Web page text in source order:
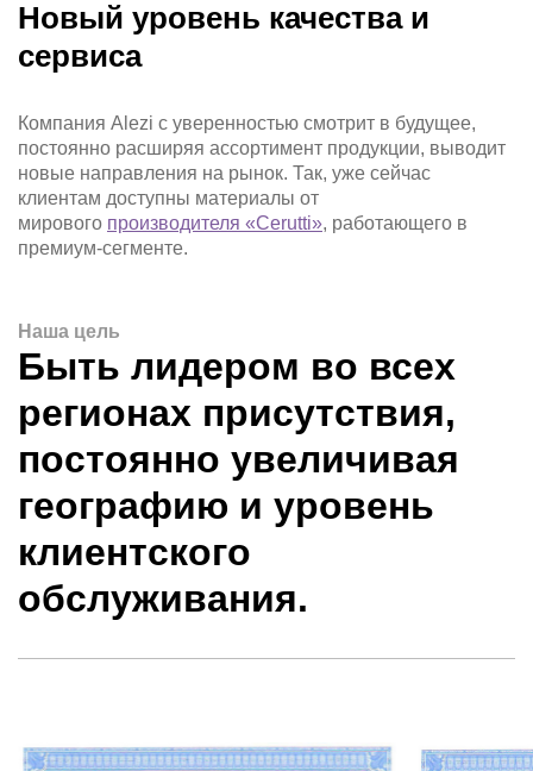
Новый уровень качества и
сервиса
Компания Alezi с уверенностью смотрит в будущее,
постоянно расширяя ассортимент продукции, выводит
новые направления на рынок. Так, уже сейчас
клиентам доступны материалы от
мирового производителя «Cerutti», работающего в
премиум-сегменте.
Наша цель
Быть лидером во всех
регионах присутствия,
постоянно увеличивая
географию и уровень
клиентского
обслуживания.